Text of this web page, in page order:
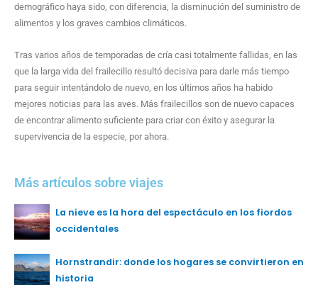
demográfico haya sido, con diferencia, la disminución del suministro de
alimentos y los graves cambios climáticos.
Tras varios años de temporadas de cría casi totalmente fallidas, en las
que la larga vida del frailecillo resultó decisiva para darle más tiempo
para seguir intentándolo de nuevo, en los últimos años ha habido
mejores noticias para las aves. Más frailecillos son de nuevo capaces
de encontrar alimento suficiente para criar con éxito y asegurar la
supervivencia de la especie, por ahora.
Más artículos sobre viajes
La nieve es la hora del espectáculo en los fiordos
occidentales
Hornstrandir: donde los hogares se convirtieron en
historia